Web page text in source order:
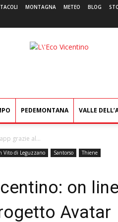
MONTAGNA METEO BLOG
L'Eco
PEDEMONTANA VALLE
grazie al...
Vito di Leguzzano Santorso
Thiene
on
Avatar